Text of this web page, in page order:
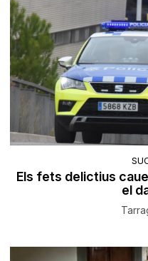
Els fets delictius
el